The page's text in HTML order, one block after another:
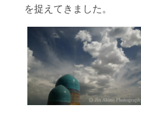
を捉えてきました。